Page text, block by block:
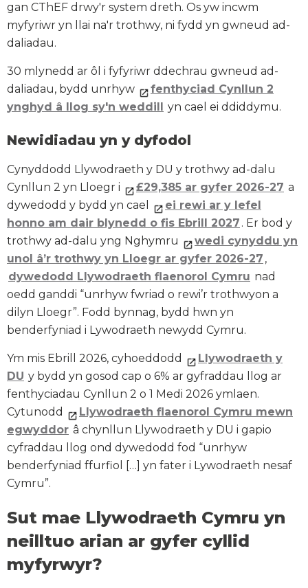
gan CThEF drwy'r system dreth. Os yw incwm
myfyriwr yn llai na'r trothwy, ni fydd yn gwneud ad-
daliadau.
30 mlynedd ar ôl i fyfyriwr ddechrau gwneud ad-
daliadau, bydd unrhyw
fenthyciad Cynllun 2
ynghyd â llog sy'n weddill yn cael ei ddiddymu.
Newidiadau yn y dyfodol
Cynyddodd Llywodraeth y DU y trothwy ad-dalu
Cynllun 2 yn Lloegr i
£29,385 ar gyfer 2026-27 a
dywedodd y bydd yn cael
ei rewi ar y lefel
honno am dair blynedd o fis Ebrill 2027 . Er bod y
trothwy ad-dalu yng Nghymru
wedi cynyddu yn
unol â’r trothwy yn Lloegr ar gyfer 2026-27 ,
dywedodd Llywodraeth flaenorol Cymru nad
oedd ganddi “unrhyw fwriad o rewi’r trothwyon a
dilyn Lloegr”. Fodd bynnag, bydd hwn yn
benderfyniad i Lywodraeth newydd Cymru.
Ym mis Ebrill 2026, cyhoeddodd
Llywodraeth y
DU y bydd yn gosod cap o 6% ar gyfraddau llog ar
fenthyciadau Cynllun 2 o 1 Medi 2026 ymlaen.
Cytunodd
Llywodraeth flaenorol Cymru mewn
egwyddor â chynllun Llywodraeth y DU i gapio
cyfraddau llog ond dywedodd fod “unrhyw
benderfyniad ffurfiol […] yn fater i Lywodraeth nesaf
Cymru”.
Sut mae Llywodraeth Cymru yn
neilltuo arian ar gyfer cyllid
myfyrwyr?